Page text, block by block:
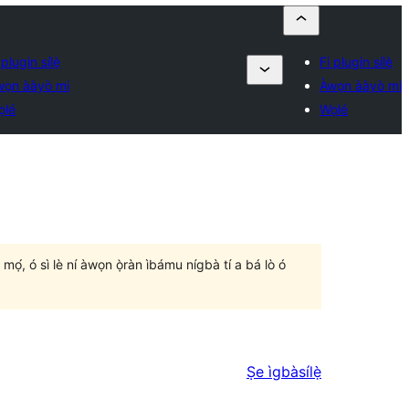
sílẹ̀
ààyò mi
Fi plugin sílẹ̀
Àwọn ààyò mi
Wọlé
ó sì lè ní àwọn ọ̀ràn ìbámu nígbà tí a bá lò ó
Ṣe ìgbàsílẹ̀